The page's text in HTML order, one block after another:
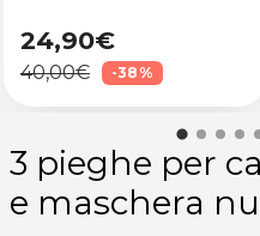
24,90€
40,00€ -38%
3 pieghe per
e maschera